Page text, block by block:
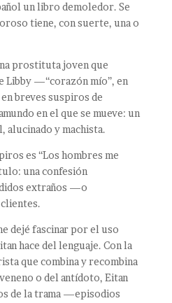
un libro demoledor. Se
tiene, con suerte, una o
prostituta joven que
Libby —“corazón mío”, en
breves suspiros de
en el que se mueve: un
y machista.
es “Los hombres me
una confesión
extraños —o
dejé fascinar por el uso
hace del lenguaje. Con la
que combina y recombina
o del antídoto, Eitan
de la trama —episodios